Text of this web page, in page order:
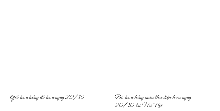
Giỏ hoa hồng đỏ hoa ngày 20/10
Bó hoa hồng mùa thu điện hoa ngày
20/10 tại Hà Nội